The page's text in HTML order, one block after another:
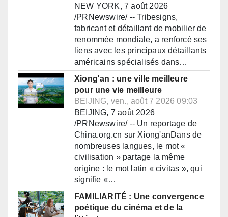
NEW YORK, 7 août 2026
/PRNewswire/ -- Tribesigns,
fabricant et détaillant de mobilier de
renommée mondiale, a renforcé ses
liens avec les principaux détaillants
américains spécialisés dans…
Xiong'an : une ville meilleure
pour une vie meilleure
BEIJING, ven., août 7 2026 09:03
BEIJING, 7 août 2026
/PRNewswire/ -- Un reportage de
China.org.cn sur Xiong'anDans de
nombreuses langues, le mot «
civilisation » partage la même
origine : le mot latin « civitas », qui
signifie «…
FAMILIARITÉ : Une convergence
poétique du cinéma et de la